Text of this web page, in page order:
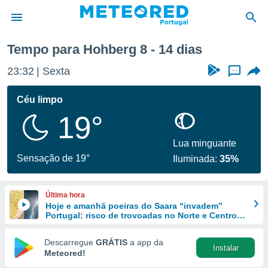
da
foi
fornecidas
a este
das
e
forma
digital
Tempo para Hohberg 8 - 14 dias
23:32 Sexta ...
Céu limpo
19°
Sensação de 19°
Lua minguante
Iluminada:35%
Última hora
Hoje e amanhã poeiras do Saara “invadem”
Portugal: risco de trovoadas no Norte e Centro
Descarregue GRÁTIS a app da
Meteored!
Instalar